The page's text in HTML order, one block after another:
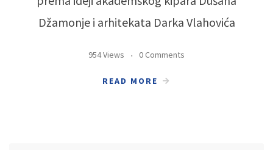
Džamonje i arhitekata Darka Vlahovića
954 Views 0 Comments
READ MORE